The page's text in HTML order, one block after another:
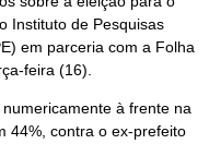
Instituto de Pesquisas
em parceria com a Folha
feira (16).
à frente na
44%, contra o ex-prefeito